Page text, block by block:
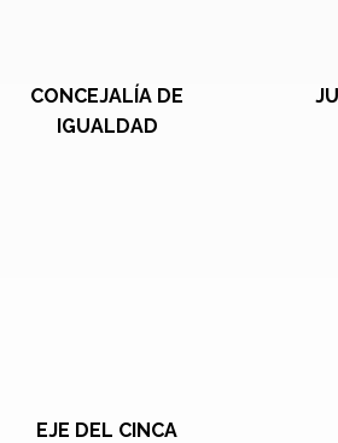
CONCEJALÍA DE
IGUALDAD
EJE DEL CINCA